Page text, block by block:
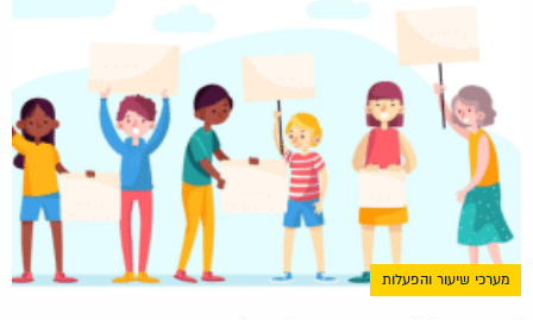
מערכי שיעור והפעלות